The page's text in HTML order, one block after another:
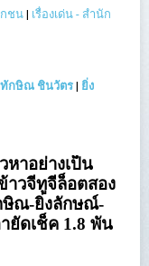
กชน | เรื่องเด่น - สำนัก
ทักษิณ ชินวัตร | ยิ่ง
าอย่างเป็น
าวจีทูจีล็อตสอง
ษิณ-ยิ่งลักษณ์-
ยัดเช็ค 1.8 พัน